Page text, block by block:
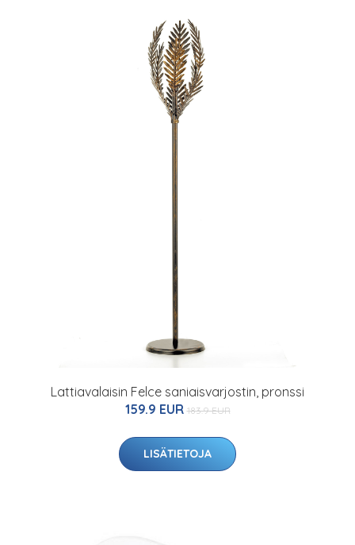
Lattiavalaisin Felce saniaisvarjostin, pronssi
159.9 EUR 183.9 EUR
LISÄTIETOJA